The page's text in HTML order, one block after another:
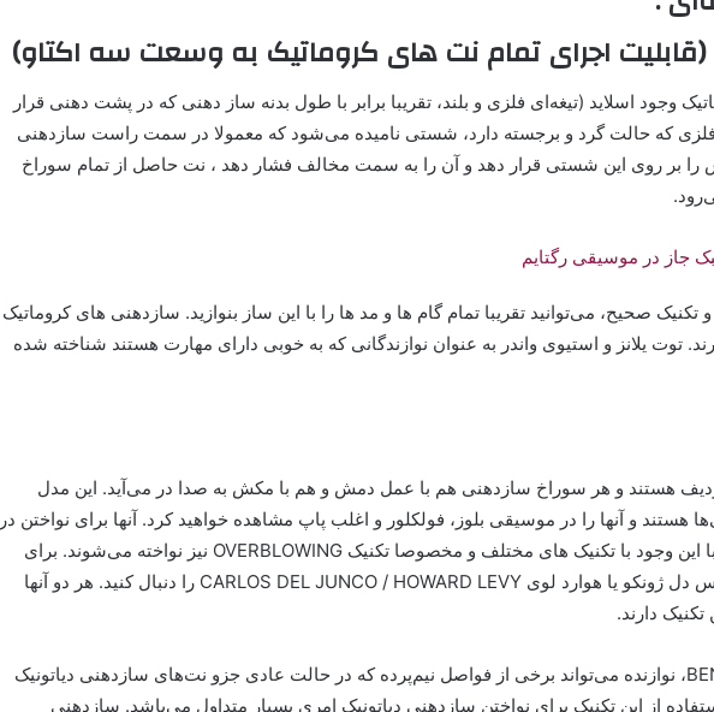
اجرای تمام نت های کروماتیک به وسعت سه اکتاو)
وجود اسلاید (تیغه‌ای فلزی و بلند، تقریبا برابر با طول بدنه ساز دهنی که در پشت دهنی قرار
فلزی که حالت گرد و برجسته دارد، شستی نامیده می‌شود که معمولا در سمت راست سازدهنی
را بر روی این شستی قرار دهد و آن را به سمت مخالف فشار دهد ، نت حاصل از تمام سوراخ
جاز در موسیقی رگتایم
و تکنیک صحیح، می‌توانید تقریبا تمام گام ها و مد ها را با این ساز بنوازید. سازدهنی های کروماتیک
توت یلانز و استیوی واندر به عنوان نوازندگانی که به خوبی دارای مهارت هستند شناخته شده
هستند و هر سوراخ سازدهنی هم با عمل دمش و هم با مکش به صدا در می‌آید. این مدل
هستند و آنها را در موسیقی بلوز، فولکلور و اغلب پاپ مشاهده خواهید کرد. آنها برای نواختن در
یک گام خاص طراحی شده اند. با این وجود با تکنیک های مختلف و مخصوصا تکنیک OVERBLOWING نیز نواخته می‌شوند. برای
درک بییشتر از این تکنیک، کارلوس دل ژونکو یا هوارد لوی CARLOS DEL JUNCO / HOWARD LEVY را دنبال کنید. هر دو آنها
دارند.
همچنین با تکنیک بندینگ BENDING، نوازنده می‌تواند برخی از فواصل نیم‌پرده که در حالت عادی جزو نت‌های سازدهنی دیاتونیک
از این تکنیک برای نواختن سازدهنی دیاتونیک امری بسیار متداول می‌باشد. سازدهنی